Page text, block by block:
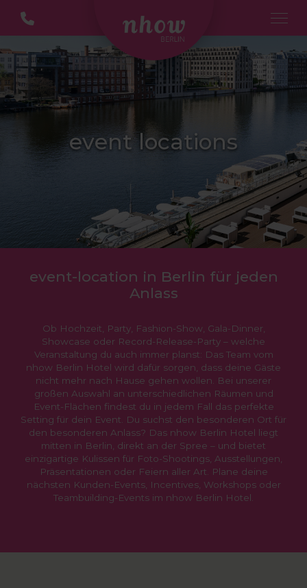
event locations
event-location in Berlin für jeden
Anlass
Ob Hochzeit, Party, Fashion-Show, Gala-Dinner,
Showcase oder Record-Release-Party – welche
Veranstaltung du auch immer planst: Das Team vom
nhow Berlin Hotel wird dafür sorgen, dass deine Gäste
nicht mehr nach Hause gehen wollen. Bei unserer
großen Auswahl an unterschiedlichen Räumen und
Event-Flächen findest du in jedem Fall das perfekte
Setting für dein Event. Du suchst den besonderen Ort für
den besonderen Anlass? Das nhow Berlin Hotel liegt
mitten in Berlin, direkt an der Spree – und bietet
einzigartige Kulissen für Foto-Shootings, Ausstellungen,
Präsentationen oder Feiern aller Art. Plane deine
nächsten Kunden-Events, Incentives, Workshops oder
Teambuilding-Events im nhow Berlin Hotel.